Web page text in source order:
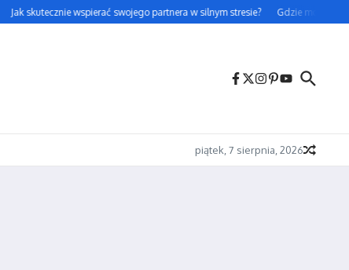
Jak skutecznie wspierać swojego partnera w silnym stresie? Gdzie można
piątek, 7 sierpnia, 2026